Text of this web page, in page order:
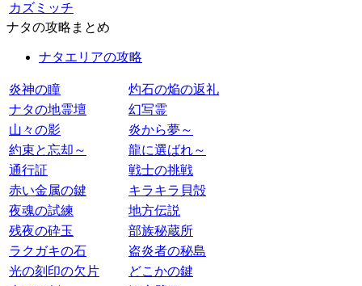
カズミッチ
ナタの攻略まとめ
ナタエリアの攻略
炎神の瞳
灼石の焔の返礼
ナタの地霊壇
幻写霊
山々の影
炎から夢～
約束と忘却～
龍に選ばれ～
通行証
戦士の挑戦
赤い金属の鍵
キラキラ貝殻
夜魂の試練
地方伝説
残夜の砕玉
部族秘蔵所
ラクガキの石
盗炎者の秘島
光の刻印の欠片
どこかの鍵